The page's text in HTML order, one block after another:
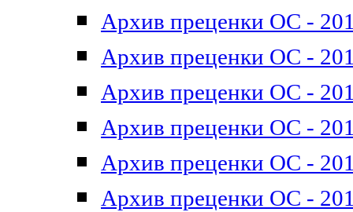
Архив преценки ОС -
Архив преценки ОС -
Архив преценки ОС -
Архив преценки ОС -
Архив преценки ОС -
Архив преценки ОС -